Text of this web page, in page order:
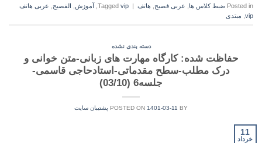
Posted in ضبط کلاس ها عربی فصیح هاتف |
Tagged vip آموزش الفصيح
عربی هاتف
vip مبتدی
دسته بندی نشده
حفاظت شده: کارگاه مهارت های زبانی-متن خوانی و
درک مطلب-سطح مقدماتی-استادحاجی قاسمی-
جلسه6 (03/10)
POSTED ON 1401-03-11 BY پشتیبان سایت
11
خرداد